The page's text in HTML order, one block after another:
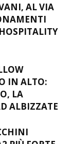
AL VIA
IN ALTO:
LA
ALBIZZATE